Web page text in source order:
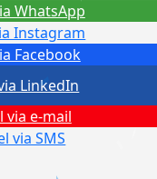
Facebook
Instagram
via e-mail
via SMS
LinkedIn
WhatsApp